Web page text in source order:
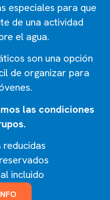
16€
¡Abierto!
16€
especiales para que
de una actividad
el agua.
son una opción
de organizar para
las condiciones
incluido